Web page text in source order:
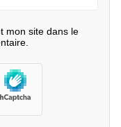
mon site dans le